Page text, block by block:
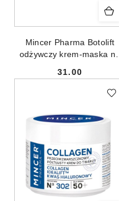
Mincer Pharma Botolift
odżywczy krem-maska na
Cena:
31.00